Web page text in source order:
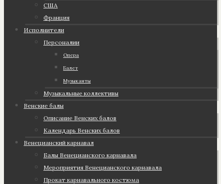
США
Франция
Исполнители
Персоналии
Опера
Балет
Музыканты
Музыкальные коллективы
Венские балы
Описание Венских балов
Календарь Венских балов
Венецианский карнавал
Балы Венецианского карнавала
Мероприятия Венецианского карнавала
Прокат карнавального костюма